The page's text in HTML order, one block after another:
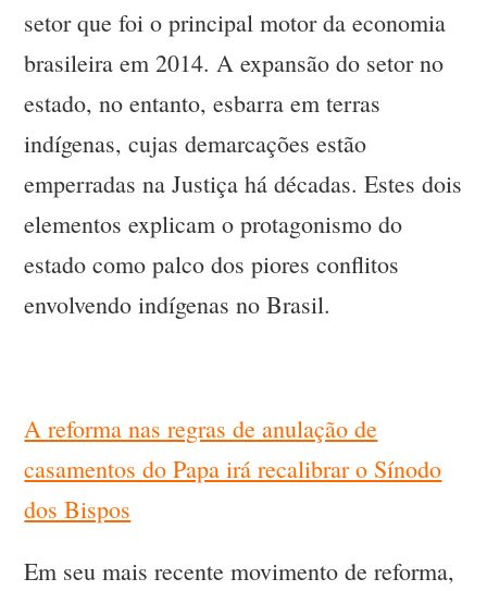
setor que foi o principal motor da economia
brasileira em 2014. A expansão do setor no
estado, no entanto, esbarra em terras
indígenas, cujas demarcações estão
emperradas na Justiça há décadas. Estes dois
elementos explicam o protagonismo do
estado como palco dos piores conflitos
envolvendo indígenas no Brasil.
A reforma nas regras de anulação de
casamentos do Papa irá recalibrar o Sínodo
dos Bispos
Em seu mais recente movimento de reforma,